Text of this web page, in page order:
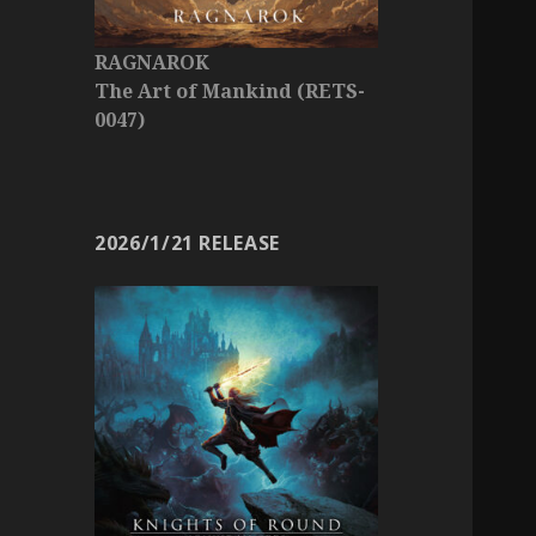
RAGNAROK
The Art of Mankind (RETS-
0047)
2026/1/21 RELEASE